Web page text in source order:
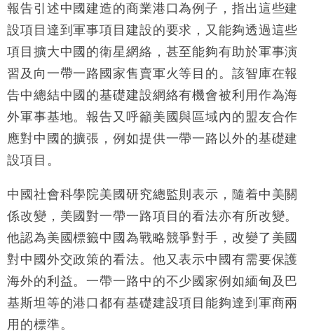
報告引述中國建造的商業港口為例子，指出這些建
設項目達到軍事項目建設的要求，又能夠透過這些
項目擴大中國的衛星網絡，甚至能夠有助於軍事演
習及向一帶一路國家售賣軍火等目的。該智庫在報
告中總結中國的基礎建設網絡有機會被利用作為海
外軍事基地。報告又呼籲美國與區域內的盟友合作
應對中國的擴張，例如提供一帶一路以外的基礎建
設項目。
中國社會科學院美國研究總監則表示，隨着中美關
係改變，美國對一帶一路項目的看法亦有所改變。
他認為美國標籤中國為戰略競爭對手，改變了美國
對中國外交政策的看法。他又表示中國有需要保護
海外的利益。一帶一路中的不少國家例如緬甸及巴
基斯坦等的港口都有基礎建設項目能夠達到軍商兩
用的標準。